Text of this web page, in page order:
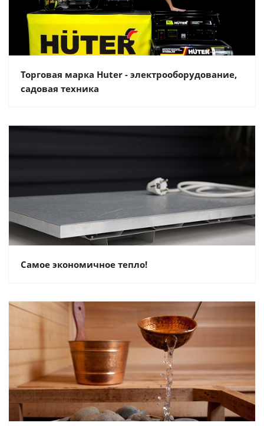
Торговая марка Huter - электрооборудование,
садовая техника
Самое экономичное тепло!